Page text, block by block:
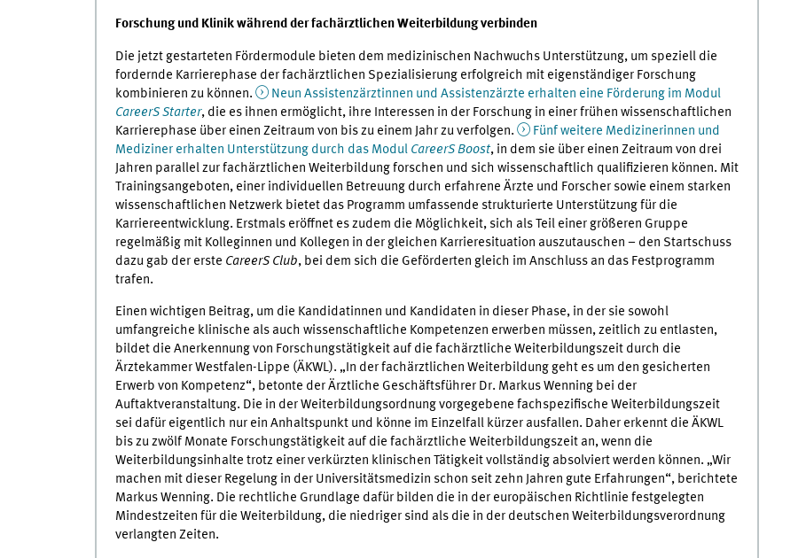
Forschung und Klinik während der fachärztlichen Weiterbildung verbinden
Die jetzt gestarteten Fördermodule bieten dem medizinischen Nachwuchs Unterstützung, um speziell die
fordernde Karrierephase der fachärztlichen Spezialisierung erfolgreich mit eigenständiger Forschung
kombinieren zu können.
Neun Assistenzärztinnen und Assistenzärzte erhalten eine Förderung im Modul
CareerS Starter, die es ihnen ermöglicht, ihre Interessen in der Forschung in einer frühen wissenschaftlichen
Karrierephase über einen Zeitraum von bis zu einem Jahr zu verfolgen.
Fünf weitere Medizinerinnen und
Mediziner erhalten Unterstützung durch das Modul CareerS Boost, in dem sie über einen Zeitraum von drei
Jahren parallel zur fachärztlichen Weiterbildung forschen und sich wissenschaftlich qualifizieren können. Mit
Trainingsangeboten, einer individuellen Betreuung durch erfahrene Ärzte und Forscher sowie einem starken
wissenschaftlichen Netzwerk bietet das Programm umfassende strukturierte Unterstützung für die
Karriereentwicklung. Erstmals eröffnet es zudem die Möglichkeit, sich als Teil einer größeren Gruppe
regelmäßig mit Kolleginnen und Kollegen in der gleichen Karrieresituation auszutauschen – den Startschuss
dazu gab der erste CareerS Club, bei dem sich die Geförderten gleich im Anschluss an das Festprogramm
trafen.
Einen wichtigen Beitrag, um die Kandidatinnen und Kandidaten in dieser Phase, in der sie sowohl
umfangreiche klinische als auch wissenschaftliche Kompetenzen erwerben müssen, zeitlich zu entlasten,
bildet die Anerkennung von Forschungstätigkeit auf die fachärztliche Weiterbildungszeit durch die
Ärztekammer Westfalen-Lippe (ÄKWL). „In der fachärztlichen Weiterbildung geht es um den gesicherten
Erwerb von Kompetenz“, betonte der Ärztliche Geschäftsführer Dr. Markus Wenning bei der
Auftaktveranstaltung. Die in der Weiterbildungsordnung vorgegebene fachspezifische Weiterbildungszeit
sei dafür eigentlich nur ein Anhaltspunkt und könne im Einzelfall kürzer ausfallen. Daher erkennt die ÄKWL
bis zu zwölf Monate Forschungstätigkeit auf die fachärztliche Weiterbildungszeit an, wenn die
Weiterbildungsinhalte trotz einer verkürzten klinischen Tätigkeit vollständig absolviert werden können. „Wir
machen mit dieser Regelung in der Universitätsmedizin schon seit zehn Jahren gute Erfahrungen“, berichtete
Markus Wenning. Die rechtliche Grundlage dafür bilden die in der europäischen Richtlinie festgelegten
Mindestzeiten für die Weiterbildung, die niedriger sind als die in der deutschen Weiterbildungsverordnung
verlangten Zeiten.